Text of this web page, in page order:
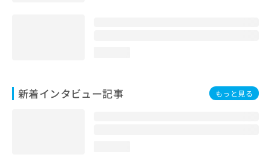
新着インタビュー記事 もっと見る